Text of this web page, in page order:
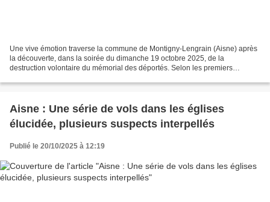
Une vive émotion traverse la commune de Montigny-Lengrain (Aisne) après
la découverte, dans la soirée du dimanche 19 octobre 2025, de la
destruction volontaire du mémorial des déportés. Selon les premiers
Aisne : Une série de vols dans les églises
élucidée, plusieurs suspects interpellés
Publié le 20/10/2025 à 12:19